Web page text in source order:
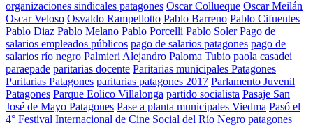
organizaciones sindicales patagones Oscar Collueque Oscar Meilán
Oscar Veloso Osvaldo Rampellotto Pablo Barreno Pablo Cifuentes
Pablo Diaz Pablo Melano Pablo Porcelli Pablo Soler Pago de
salarios empleados públicos pago de salarios patagones pago de
salarios río negro Palmieri Alejandro Paloma Tubio paola casadei
paraepade paritarias docente Paritarias municipales Patagones
Paritarias Patagones paritarias patagones 2017 Parlamento Juvenil
Patagones Parque Eolico Villalonga partido socialista Pasaje San
José de Mayo Patagones Pase a planta municipales Viedma Pasó el
4° Festival Internacional de Cine Social del Río Negro patagones